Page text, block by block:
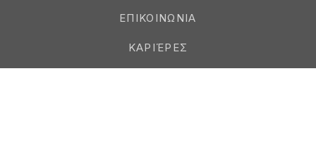
ΕΠΙΚΟΙΝΩΝΙΑ
ΚΑΡΙΈΡΕΣ